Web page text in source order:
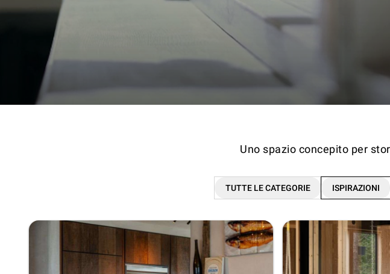
Uno spazio concepito per
TUTTE LE CATEGORIE ISPIRAZIONI